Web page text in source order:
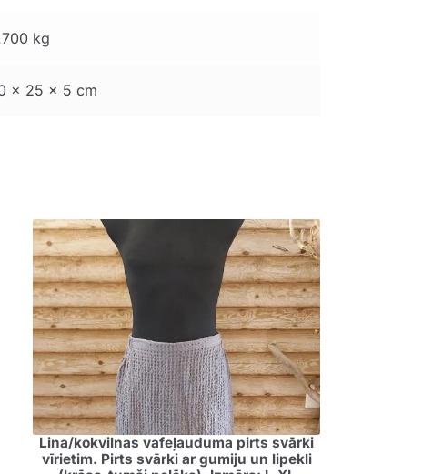
kg
× 25 × 5 cm
Lina/kokvilnas vafeļauduma pirts svārki
vīrietim. Pirts svārki ar gumiju un lipekli